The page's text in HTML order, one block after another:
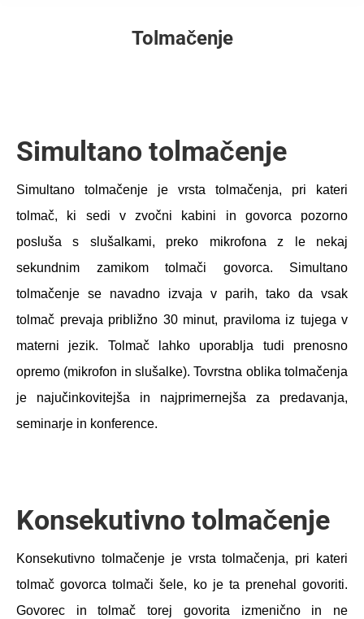
Tolmačenje
Simultano tolmačenje
Simultano tolmačenje je vrsta tolmačenja, pri kateri
tolmač, ki sedi v zvočni kabini in govorca pozorno
posluša s slušalkami, preko mikrofona z le nekaj
sekundnim zamikom tolmači govorca. Simultano
tolmačenje se navadno izvaja v parih, tako da vsak
tolmač prevaja približno 30 minut, praviloma iz tujega v
materni jezik. Tolmač lahko uporablja tudi prenosno
opremo (mikrofon in slušalke). Tovrstna oblika tolmačenja
je najučinkovitejša in najprimernejša za predavanja,
seminarje in konference.
Konsekutivno tolmačenje
Konsekutivno tolmačenje je vrsta tolmačenja, pri kateri
tolmač govorca tolmači šele, ko je ta prenehal govoriti.
Govorec in tolmač torej govorita izmenično in ne